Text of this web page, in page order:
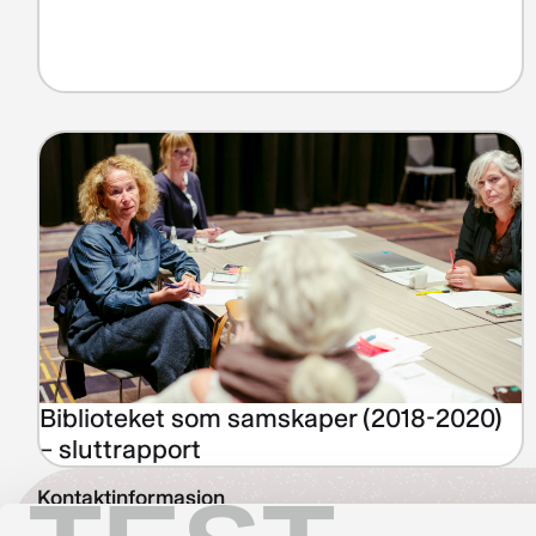
Biblioteket som samskaper (2018-2020)
– sluttrapport
Kontaktinformasjon